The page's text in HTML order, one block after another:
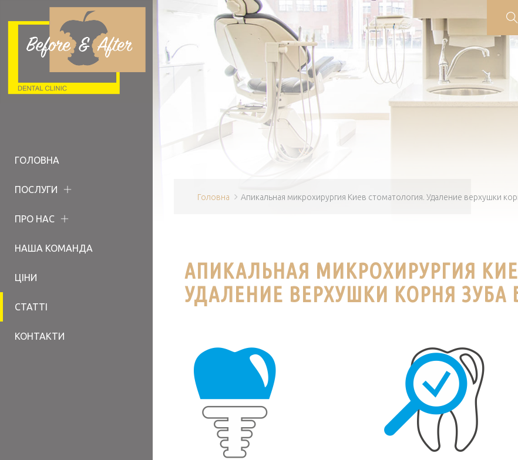
ГОЛОВНА
ПОСЛУГИ
ПРО НАС
НАША КОМАНДА
ЦІНИ
СТАТТІ
КОНТАКТИ
Головна Апикальная микрохирургия Киев стоматология. Удаление верхушки
АПИКАЛЬНАЯ МИКРОХИРУРГИЯ
УДАЛЕНИЕ ВЕРХУШКИ КОРНЯ ЗУБА